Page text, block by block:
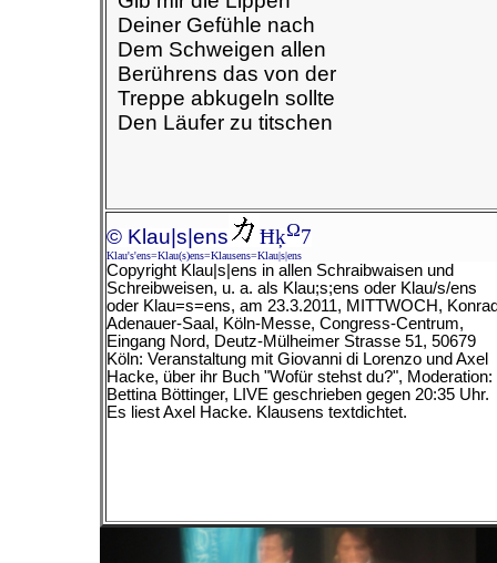
Deiner Gefühle nach
Dem Schweigen allen
Berührens das von der
Treppe abkugeln sollte
Den Läufer zu titschen
© Klau|s|ens ĦķΩ7
Klau's'ens=Klau(s)ens=Klausens=Klau|s|ens
Copyright Klau|s|ens in allen Schraibwaisen und
Schreibweisen, u. a. als Klau;s;ens oder Klau/s/ens
oder Klau=s=ens, am 23.3.2011, MITTWOCH,
Adenauer-Saal, Köln-Messe, Congress-Centrum,
Eingang Nord, Deutz-Mülheimer Strasse 51, 50679
Köln: Veranstaltung mit Giovanni di Lorenzo und Axel
Hacke, über ihr Buch "Wofür stehst du?", Moderation:
Bettina Böttinger, LIVE geschrieben gegen 20:35 Uhr.
Es liest Axel Hacke. Klausens textdichtet.